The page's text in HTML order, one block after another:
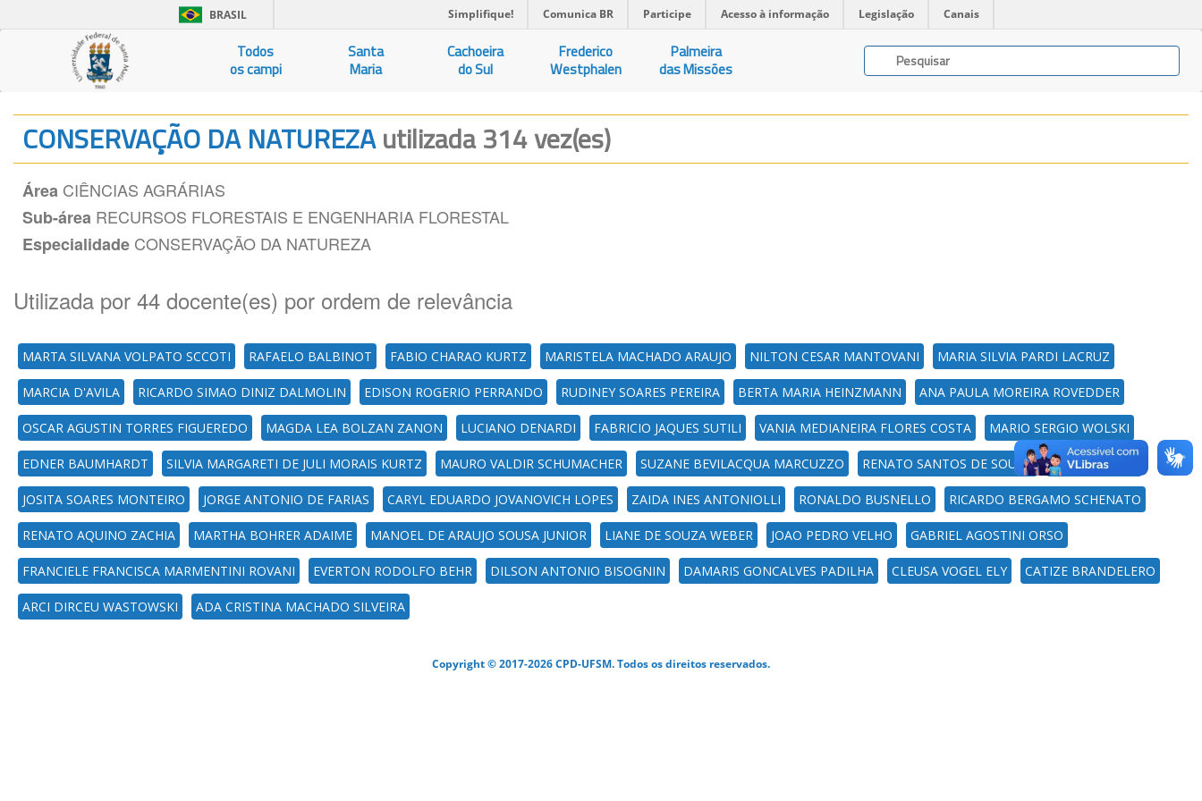
BRASIL Simplifique! Comunica BR Participe Acesso à informação Legislação Canais
Todos
os campi
Santa
Maria
Cachoeira
do Sul
Frederico
Westphalen
Palmeira
das Missões
CONSERVAÇÃO DA NATUREZAutilizada 314 vez(es)
Área CIÊNCIAS AGRÁRIAS
Sub-área RECURSOS FLORESTAIS E ENGENHARIA FLORESTAL
Especialidade CONSERVAÇÃO DA NATUREZA
Utilizada por 44 docente(es) por ordem de relevância
MARTA SILVANA VOLPATO SCCOTI RAFAELO BALBINOT FABIO CHARAO KURTZ MARISTELA MACHADO ARAUJO NILTON CESAR MANTOVANI MARIA SILVIA PARDI LACRUZ
MARCIA D'AVILA RICARDO SIMAO DINIZ DALMOLIN EDISON ROGERIO PERRANDO RUDINEY SOARES PEREIRA BERTA MARIA HEINZMANN ANA PAULA MOREIRA ROVEDDER
OSCAR AGUSTIN TORRES FIGUEREDO MAGDA LEA BOLZAN ZANON LUCIANO DENARDI FABRICIO JAQUES SUTILI VANIA MEDIANEIRA FLORES COSTA MARIO SERGIO WOLSKI
EDNER BAUMHARDT SILVIA MARGARETI DE JULI MORAIS KURTZ MAURO VALDIR SCHUMACHER SUZANE BEVILACQUA MARCUZZO RENATO SANTOS DE SOUZA MARCIO VIERA
JOSITA SOARES MONTEIRO JORGE ANTONIO DE FARIAS CARYL EDUARDO JOVANOVICH LOPES ZAIDA INES ANTONIOLLI RONALDO BUSNELLO RICARDO BERGAMO SCHENATO
RENATO AQUINO ZACHIA MARTHA BOHRER ADAIME MANOEL DE ARAUJO SOUSA JUNIOR LIANE DE SOUZA WEBER JOAO PEDRO VELHO GABRIEL AGOSTINI ORSO
FRANCIELE FRANCISCA MARMENTINI ROVANI EVERTON RODOLFO BEHR DILSON ANTONIO BISOGNIN DAMARIS GONCALVES PADILHA CLEUSA VOGEL ELY CATIZE BRANDELERO
ARCI DIRCEU WASTOWSKI ADA CRISTINA MACHADO SILVEIRA
Copyright © 2017-2026 CPD-UFSM. Todos os direitos reservados.